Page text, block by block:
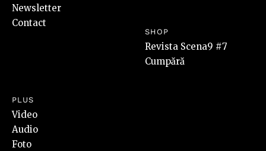
Newsletter
Contact
SHOP
Revista Scena9 #7
Cumpără
PLUS
Video
Audio
Foto